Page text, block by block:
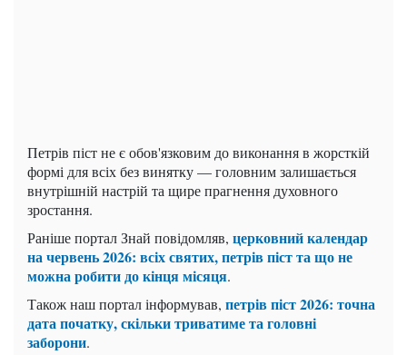
Петрів піст не є обов'язковим до виконання в жорсткій
формі для всіх без винятку — головним залишається
внутрішній настрій та щире прагнення духовного
зростання.
Раніше портал Знай повідомляв, церковний календар
на червень 2026: всіх святих, петрів піст та що не
можна робити до кінця місяця.
Також наш портал інформував, петрів піст 2026: точна
дата початку, скільки триватиме та головні
заборони.